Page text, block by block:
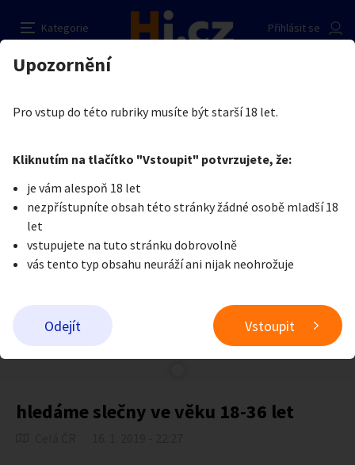
Kategorie
Přihlásit se
Auto-moto
Reality a bydlení Seznamka
Zvířata
Stroje a nářadí PC a elektro Sport a hobby
Sběratelství
Přidat inzerát
Erotika Práce v erotice
Je nám líto, ale tenhle inzerát již není aktuální.
hledáme slečny ve věku 18-36 let
hledáme slečny ve věku 18-36 let
Prodávající
Pošlete uživateli zprávu
Nahlásit inzerát
Upozornění
Pro vstup do této rubriky musíte být starší 18 let.
Kliknutím na tlačítko "Vstoupit" potvrzujete, že:
je vám alespoň 18 let
nezpřístupníte obsah této stránky žádné osobě mladší 18
let
vstupujete na tuto stránku dobrovolně
vás tento typ obsahu neuráží ani nijak neohrožuje
Odejít Vstoupit